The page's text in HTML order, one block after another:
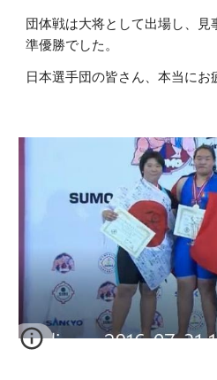
団体戦は大将として出場し、見
準優勝でした。
日本選手団の皆さん、本当にお